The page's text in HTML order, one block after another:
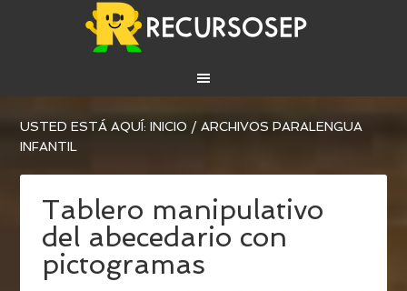
USTED ESTÁ AQUÍ:INICIO / ARCHIVOS PARALENGUA
INFANTIL
Tablero manipulativo
del abecedario con
pictogramas